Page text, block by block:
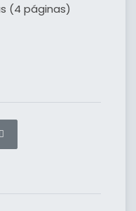
(4 páginas)
LIBRO: NEGOCIACION: